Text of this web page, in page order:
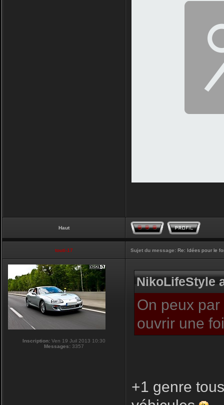
Haut
touti-17 Sujet du message: Re: Idées pour le
Inscription: Ven 19 Juil 2013 10:30
Messages: 3357
NikoLifeStyle
On peux
ouvrir une
+1 genre